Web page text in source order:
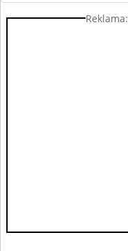
Reklama: